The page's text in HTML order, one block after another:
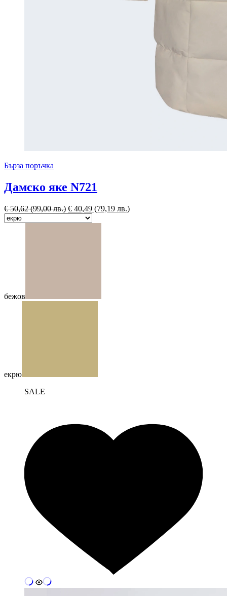
Бърза поръчка
Дамско яке N721
€50,62(99,00 лв.) € 40,49 (79,19 лв.)
бежов
екрю
SALE